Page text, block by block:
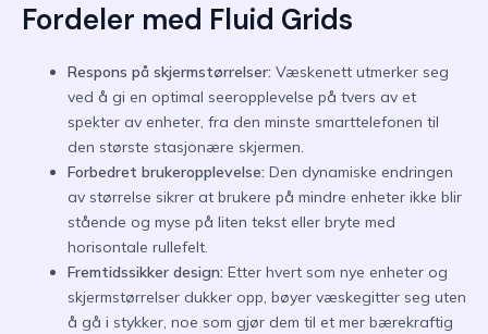
Fordeler med Fluid Grids
Respons på skjermstørrelser: Væskenett utmerker seg
ved å gi en optimal seeropplevelse på tvers av et
spekter av enheter, fra den minste smarttelefonen til
den største stasjonære skjermen.
Forbedret brukeropplevelse: Den dynamiske endringen
av størrelse sikrer at brukere på mindre enheter ikke blir
stående og myse på liten tekst eller bryte med
horisontale rullefelt.
Fremtidssikker design: Etter hvert som nye enheter og
skjermstørrelser dukker opp, bøyer væskegitter seg uten
å gå i stykker, noe som gjør dem til et mer bærekraftig